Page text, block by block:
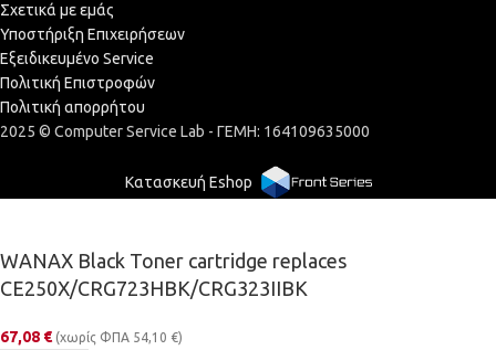
Σχετικά με εμάς
Υποστήριξη Επιχειρήσεων
Εξειδικευμένο Service
Πολιτική Επιστροφών
Πολιτική απορρήτου
2025 © Computer Service Lab - ΓΕΜΗ: 164109635000
Κατασκευή Eshop
WANAX Black Toner cartridge replaces
CE250X/CRG723HBK/CRG323IIBK
67,08 € (χωρίς ΦΠΑ 54,10 €)